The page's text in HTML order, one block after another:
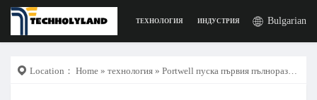
ТЕХНОЛОГИЯ ИНДУСТРИЯ РАБОТАBulgarian
Location： Home » технология » Portwell пуска първия пълноразмерен PICMG 1.3 едноплатков компютър с 12-то поколение Intel® Core™ настолни процесори (платформа alder lake S)